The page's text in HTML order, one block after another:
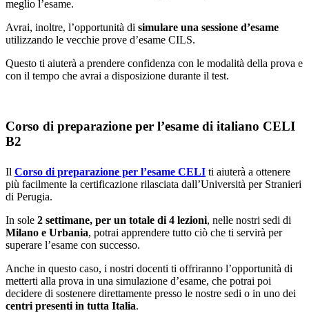
meglio l’esame.
Avrai, inoltre, l’opportunità di simulare una sessione d’esame
utilizzando le vecchie prove d’esame CILS.
Questo ti aiuterà a prendere confidenza con le modalità della prova e
con il tempo che avrai a disposizione durante il test.
Corso di preparazione per l’esame di italiano CELI
B2
Il Corso di preparazione per l’esame CELI ti aiuterà a ottenere
più facilmente la certificazione rilasciata dall’Università per Stranieri
di Perugia.
In sole 2 settimane, per un totale di 4 lezioni, nelle nostri sedi di
Milano e Urbania, potrai apprendere tutto ciò che ti servirà per
superare l’esame con successo.
Anche in questo caso, i nostri docenti ti offriranno l’opportunità di
metterti alla prova in una simulazione d’esame, che potrai poi
decidere di sostenere direttamente presso le nostre sedi o in uno dei
centri presenti in tutta Italia.